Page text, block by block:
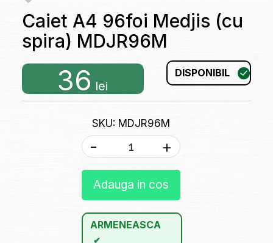
Caiet A4 96foi Medjis (cu
spira) MDJR96M
36 lei
DISPONIBIL
SKU: MDJR96M
- +
Adauga in cos
ARMENEASCA